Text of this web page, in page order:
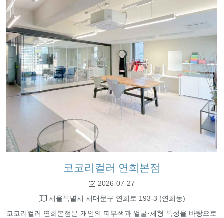
코코리컬러 연희본점
2026-07-27
서울특별시 서대문구 연희로 193-3 (연희동)
코코리컬러 연희본점은 개인의 피부색과 얼굴·체형 특성을 바탕으로